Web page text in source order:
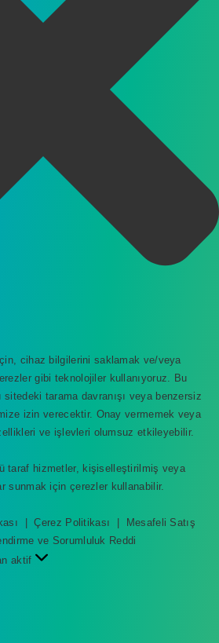
cihaz bilgilerini saklamak ve/veya
gibi teknolojiler kullanıyoruz. Bu
tarama davranışı veya benzersiz
izin verecektir. Onay vermemek veya
ve işlevleri olumsuz etkileyebilir.
taraf hizmetler, kişiselleştirilmiş veya
sunmak için çerezler kullanabilir.
|Çerez Politikası | Mesafeli Satış
ve Sorumluluk Reddi
aktif